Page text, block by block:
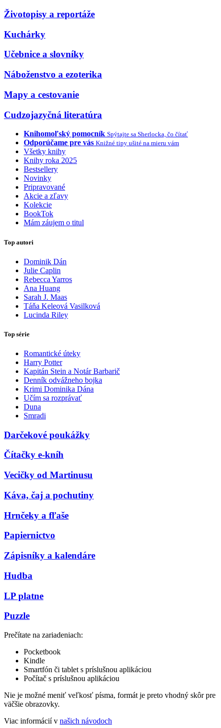
Životopisy a reportáže
Kuchárky
Učebnice a slovníky
Náboženstvo a ezoterika
Mapy a cestovanie
Cudzojazyčná literatúra
Knihomoľský pomocník Spýtajte sa Sherlocka, čo čítať
Odporúčame pre vás Knižné tipy ušité na mieru vám
Všetky knihy
Knihy roka 2025
Bestsellery
Novinky
Pripravované
Akcie a zľavy
Kolekcie
BookTok
Mám záujem o titul
Top autori
Dominik Dán
Julie Caplin
Rebecca Yarros
Ana Huang
Sarah J. Maas
Táňa Keleová Vasilková
Lucinda Riley
Top série
Romantické úteky
Harry Potter
Kapitán Stein a Notár Barbarič
Denník odvážneho bojka
Krimi Dominika Dána
Učím sa rozprávať
Duna
Smradi
Darčekové poukážky
Čítačky e-kníh
Vecičky od Martinusu
Káva, čaj a pochutiny
Hrnčeky a fľaše
Papiernictvo
Zápisníky a kalendáre
Hudba
LP platne
Puzzle
Prečítate na zariadeniach:
Pocketbook
Kindle
Smartfón či tablet s príslušnou aplikáciou
Počítač s príslušnou aplikáciou
Nie je možné meniť veľkosť písma, formát je preto vhodný skôr pre
väčšie obrazovky.
Viac informácií v našich návodoch